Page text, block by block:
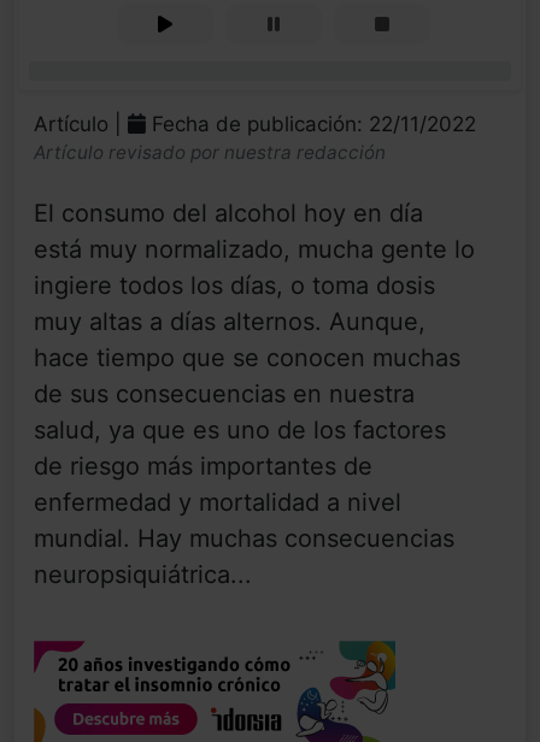
Artículo | Fecha de publicación: 22/11/2022
Artículo revisado por nuestra redacción
El consumo del alcohol hoy en día
está muy normalizado, mucha gente lo
ingiere todos los días, o toma dosis
muy altas a días alternos. Aunque,
hace tiempo que se conocen muchas
de sus consecuencias en nuestra
salud, ya que es uno de los factores
de riesgo más importantes de
enfermedad y mortalidad a nivel
mundial. Hay muchas consecuencias
neuropsiquiátrica...